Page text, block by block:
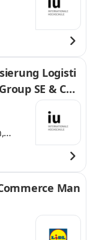
Logisti
SE & Co.
Man